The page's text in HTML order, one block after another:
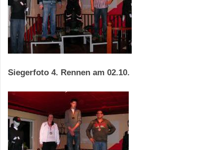
Siegerfoto 4. Rennen am 02.10.